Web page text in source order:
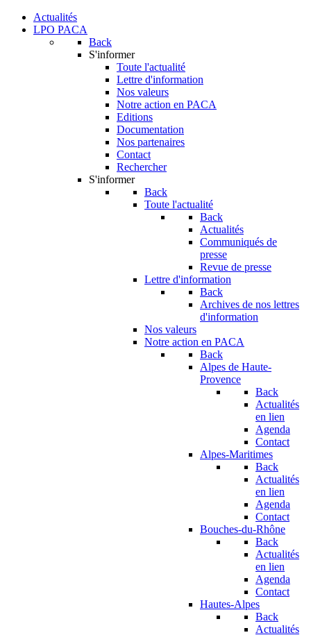
Actualités
LPO PACA
Back
S'informer
Toute l'actualité
Lettre d'information
Nos valeurs
Notre action en PACA
Editions
Documentation
Nos partenaires
Contact
Rechercher
S'informer
Back
Toute l'actualité
Back
Actualités
Communiqués de
presse
Revue de presse
Lettre d'information
Back
Archives de nos lettres
d'information
Nos valeurs
Notre action en PACA
Back
Alpes de Haute-
Provence
Back
Actualités
en lien
Agenda
Contact
Alpes-Maritimes
Back
Actualités
en lien
Agenda
Contact
Bouches-du-Rhône
Back
Actualités
en lien
Agenda
Contact
Hautes-Alpes
Back
Actualités